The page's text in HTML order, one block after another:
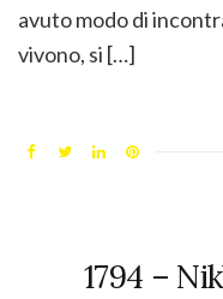
avuto modo di
vivono, si […]
1794 –